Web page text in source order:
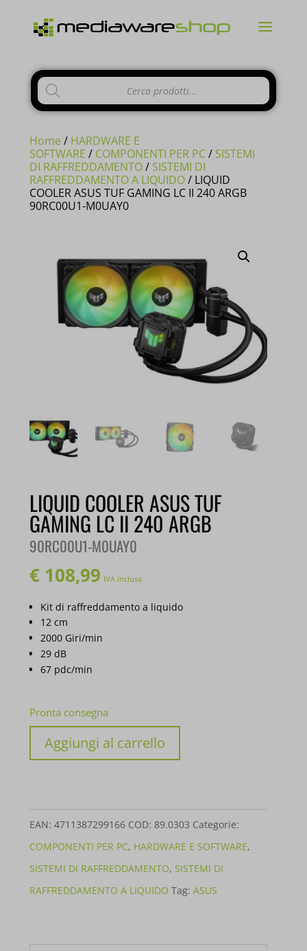
Products
search
Home / HARDWARE E
SOFTWARE / COMPONENTI PER PC/ SISTEMI
DI RAFFREDDAMENTO/ SISTEMI DI
RAFFREDDAMENTO A LIQUIDO/ LIQUID
COOLER ASUS TUF GAMING LC II 240 ARGB
90RC00U1-M0UAY0
LIQUID COOLER ASUS TUF
GAMING LC II 240 ARGB
90RC00U1-M0UAY0
€ 108,99
Kit di raffreddamento a liquido
12 cm
2000 Giri/min
29 dB
67 pdc/min
Pronta consegna
LIQUID
COOLER
GAMING
LC
II
240
Aggiungi al carrello
EAN: 4711387299166 COD: 89.0303 Categorie:
COMPONENTI PER PC HARDWARE E SOFTWARE
SISTEMI DI RAFFREDDAMENTO SISTEMI DI
RAFFREDDAMENTO A LIQUIDO Tag: ASUS
Si comunica ai gentili clienti che il
in questi giorni verranno evasi a
partire dal 24 Agosto.
CHIUDI